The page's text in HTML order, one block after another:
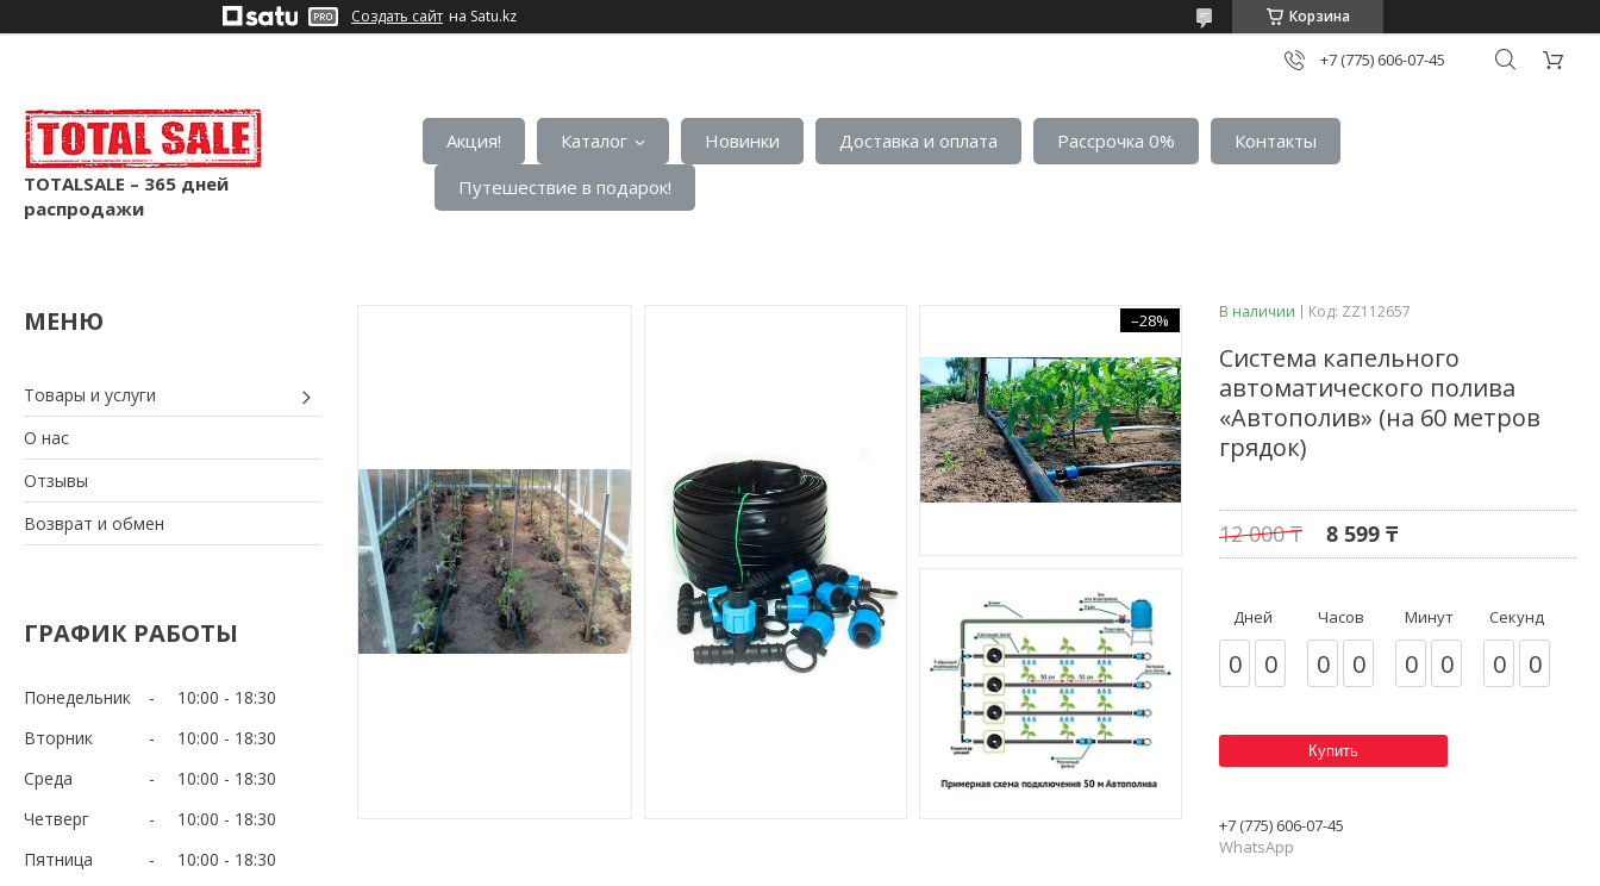
Создать сайт на Satu.kz Корзина
+7 (775) 606-07-45
TOTALSALE – 365 дней
распродажи
Акция! Каталог Новинки Доставка и оплата Рассрочка 0%
Контакты
Путешествие в подарок!
Товары и услуги
О нас
Отзывы
Возврат и обмен
ГРАФИК РАБОТЫ
Понедельник 10:00
18:30
Вторник
10:00
18:30
Среда
10:00
18:30
Четверг
10:00
18:30
Пятница
10:00
18:30
–28% В наличии Код: ZZ112657
Система капельного
автоматического полива
«Автополив» (на 60 метров
грядок)
12 000 ₸ 8 599 ₸
Дней
0 0
Часов
0 0
Минут
0 0
Секунд
0 0
Купить
+7 (775) 606-07-45
WhatsApp